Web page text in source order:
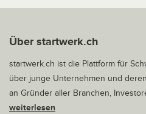
Über startwerk.ch
startwerk.ch ist die Plattform für
über junge Unternehmen und
an Gründer aller Branchen,
weiterlesen